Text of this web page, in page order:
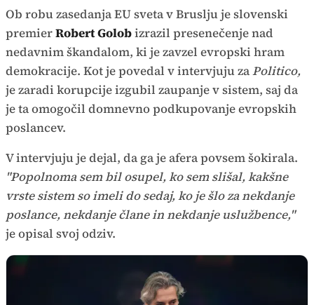
Ob robu zasedanja EU sveta v Bruslju je slovenski
premierRobert Golobizrazil presenečenje nad
nedavnim škandalom, ki je zavzel evropski hram
demokracije. Kot je povedal v intervjuju zaPolitico,
je zaradi korupcije izgubil zaupanje v sistem, saj da
je ta omogočil domnevno podkupovanje evropskih
poslancev.
V intervjuju je dejal, da ga je afera povsem šokirala.
"Popolnoma sem bil osupel, ko sem slišal, kakšne
vrste sistem so imeli do sedaj, ko je šlo za nekdanje
poslance, nekdanje člane in nekdanje uslužbence,"
je opisal svoj odziv.